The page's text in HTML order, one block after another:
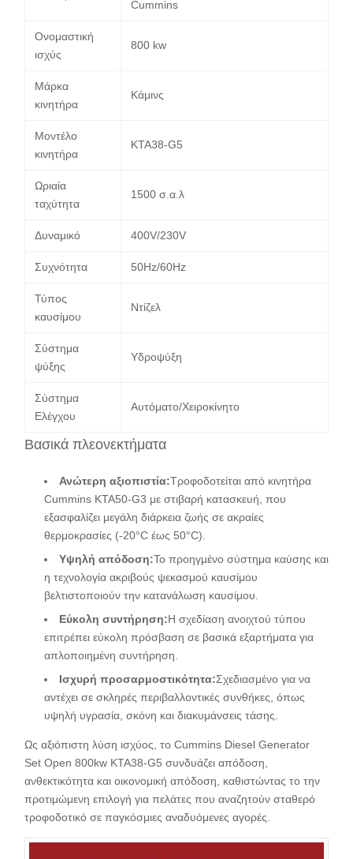
Cummins
Ονομαστική
ισχύς
800 kw
Μάρκα
κινητήρα
Κάμινς
Μοντέλο
κινητήρα
KTA38-G5
Ωριαία
ταχύτητα
1500 σ.α.λ
Δυναμικό 400V/230V
Συχνότητα 50Hz/60Hz
Τύπος
καυσίμου
Ντίζελ
Σύστημα
ψύξης
Υδροψύξη
Σύστημα
Ελέγχου
Αυτόματο/Χειροκίνητο
Βασικά πλεονεκτήματα
Ανώτερη αξιοπιστία:Τροφοδοτείται από κινητήρα
Cummins KTA50-G3 με στιβαρή κατασκευή, που
εξασφαλίζει μεγάλη διάρκεια ζωής σε ακραίες
θερμοκρασίες (-20°C έως 50°C).
Υψηλή απόδοση:Το προηγμένο σύστημα καύσης και
η τεχνολογία ακριβούς ψεκασμού καυσίμου
βελτιστοποιούν την κατανάλωση καυσίμου.
Εύκολη συντήρηση:Η σχεδίαση ανοιχτού τύπου
επιτρέπει εύκολη πρόσβαση σε βασικά εξαρτήματα για
απλοποιημένη συντήρηση.
Ισχυρή προσαρμοστικότητα:Σχεδιασμένο για να
αντέχει σε σκληρές περιβαλλοντικές συνθήκες, όπως
υψηλή υγρασία, σκόνη και διακυμάνσεις τάσης.
Ως αξιόπιστη λύση ισχύος, το Cummins Diesel Generator
Set Open 800kw KTA38-G5 συνδυάζει απόδοση,
ανθεκτικότητα και οικονομική απόδοση, καθιστώντας το την
προτιμώμενη επιλογή για πελάτες που αναζητούν σταθερό
τροφοδοτικό σε παγκόσμιες αναδυόμενες αγορές.